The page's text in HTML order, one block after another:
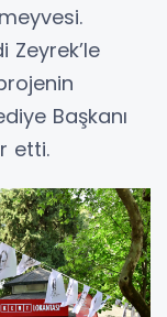
Zeyrek’le
Başkanı
etti.